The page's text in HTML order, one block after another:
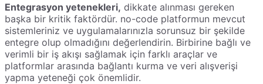
Entegrasyon yetenekleri, dikkate alınması gereken
başka bir kritik faktördür. no-code platformun mevcut
sistemleriniz ve uygulamalarınızla sorunsuz bir şekilde
entegre olup olmadığını değerlendirin. Birbirine bağlı ve
verimli bir iş akışı sağlamak için farklı araçlar ve
platformlar arasında bağlantı kurma ve veri alışverişi
yapma yeteneği çok önemlidir.